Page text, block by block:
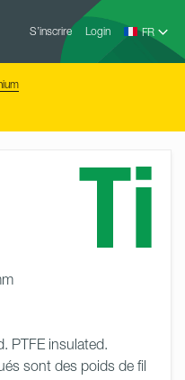
S’inscrire Login
Ti
PTFE insulated.
sont des poids de fil